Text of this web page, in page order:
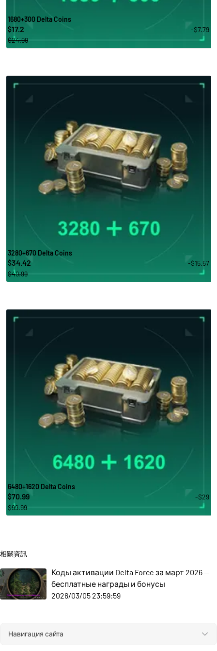
1680+300 Delta Coins
$17.2
-$7.79
$24.99
3280+670 Delta Coins
$34.42
-$15.57
$49.99
6480+1620 Delta Coins
$70.99
-$29
$99.99
相關資訊
Коды активации Delta Force за март 2026 —
бесплатные награды и бонусы
2026/03/05 23:59:59
Навигация сайта